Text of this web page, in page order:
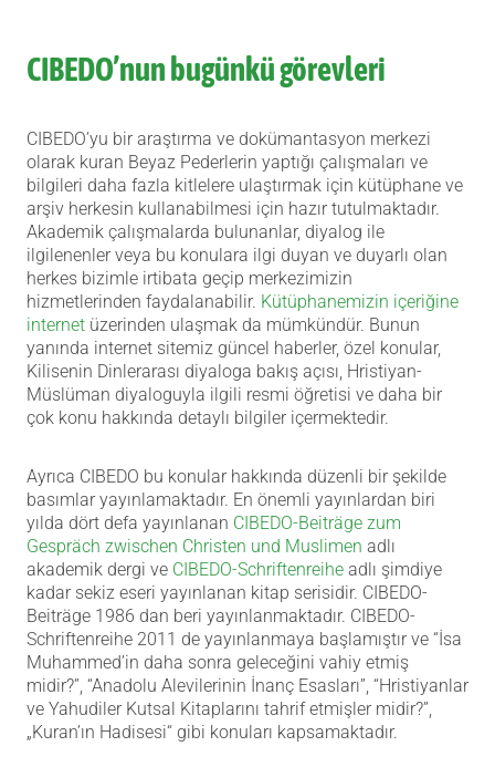
CIBEDO’nun bugünkü görevleri
CIBEDO’yu bir araştırma ve dokümantasyon merkezi
olarak kuran Beyaz Pederlerin yaptığı çalışmaları ve
bilgileri daha fazla kitlelere ulaştırmak için kütüphane ve
arşiv herkesin kullanabilmesi için hazır tutulmaktadır.
Akademik çalışmalarda bulunanlar, diyalog ile
ilgilenenler veya bu konulara ilgi duyan ve duyarlı olan
herkes bizimle irtibata geçip merkezimizin
hizmetlerinden faydalanabilir. Kütüphanemizin içeriğine
internet üzerinden ulaşmak da mümkündür. Bunun
yanında internet sitemiz güncel haberler, özel konular,
Kilisenin Dinlerarası diyaloga bakış açısı, Hristiyan-
Müslüman diyaloguyla ilgili resmi öğretisi ve daha bir
çok konu hakkında detaylı bilgiler içermektedir.
Ayrıca CIBEDO bu konular hakkında düzenli bir şekilde
basımlar yayınlamaktadır. En önemli yayınlardan biri
yılda dört defa yayınlanan CIBEDO-Beiträge zum
Gespräch zwischen Christen und Muslimen adlı
akademik dergi ve CIBEDO-Schriftenreihe adlı şimdiye
kadar sekiz eseri yayınlanan kitap serisidir. CIBEDO-
Beiträge 1986 dan beri yayınlanmaktadır. CIBEDO-
Schriftenreihe 2011 de yayınlanmaya başlamıştır ve “İsa
Muhammed’in daha sonra geleceğini vahiy etmiş
midir?”, “Anadolu Alevilerinin İnanç Esasları”, “Hristiyanlar
ve Yahudiler Kutsal Kitaplarını tahrif etmişler midir?”,
„Kuran’ın Hadisesi“ gibi konuları kapsamaktadır.